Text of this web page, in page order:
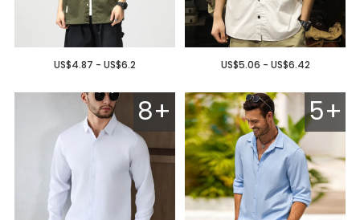
US$4.87 - US$6.2 US$5.06 - US$6.42
8+ 5+